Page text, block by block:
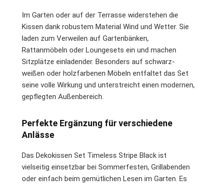
Im Garten oder auf der Terrasse widerstehen die
Kissen dank robustem Material Wind und Wetter. Sie
laden zum Verweilen auf Gartenbänken,
Rattanmöbeln oder Loungesets ein und machen
Sitzplätze einladender. Besonders auf schwarz-
weißen oder holzfarbenen Möbeln entfaltet das Set
seine volle Wirkung und unterstreicht einen modernen,
gepflegten Außenbereich.
Perfekte Ergänzung für verschiedene
Anlässe
Das Dekokissen Set Timeless Stripe Black ist
vielseitig einsetzbar bei Sommerfesten, Grillabenden
oder einfach beim gemütlichen Lesen im Garten. Es